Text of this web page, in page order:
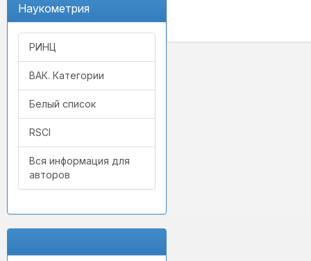
Наукометрия
РИНЦ
ВАК. Категории
Белый список
RSCI
Вся информация для
авторов